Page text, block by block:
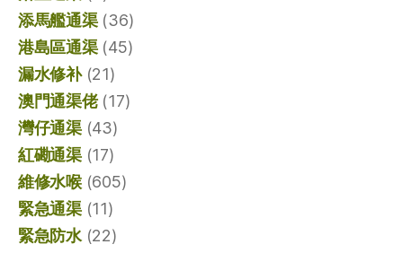
添馬艦通渠(36)
港島區通渠(45)
漏水修补(21)
澳門通渠佬(17)
灣仔通渠(43)
紅磡通渠(17)
維修水喉(605)
緊急通渠(11)
緊急防水(22)